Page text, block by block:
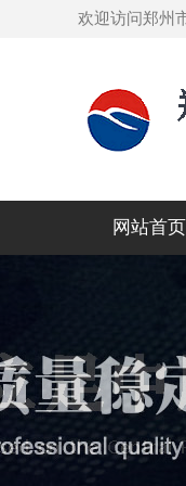
欢迎访问郑州
网站首页